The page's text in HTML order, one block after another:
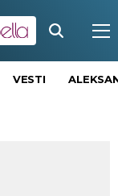
VESTI